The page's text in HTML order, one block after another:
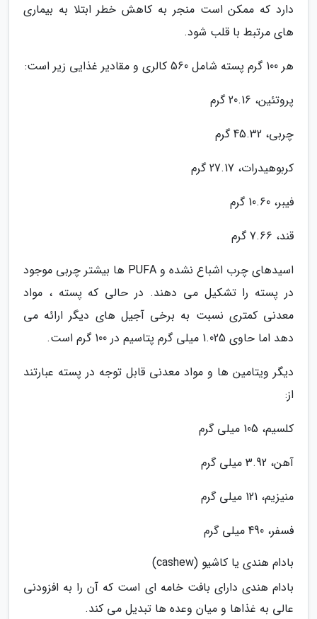
دارد که ممکن است منجر به کاهش خطر ابتلا به بیماری
های مرتبط با قلب شود.
هر 100 گرم پسته شامل 560 کالری و مقادیر غذایی زیر است:
پروتئین، 20.16 گرم
چربی، 45.32 گرم
کربوهیدرات، 27.17 گرم
فیبر، 10.60 گرم
قند، 7.66 گرم
اسیدهای چرب اشباع نشده و PUFA ها بیشتر چربی موجود
در پسته را تشکیل می دهند. در حالی که پسته ، مواد
معدنی کمتری نسبت به برخی آجیل های دیگر ارائه می
دهد اما حاوی 1.025 میلی گرم پتاسیم در 100 گرم است.
دیگر ویتامین ها و مواد معدنی قابل توجه در پسته عبارتند
از:
کلسیم، 105 میلی گرم
آهن، 3.92 میلی گرم
منیزیم، 121 میلی گرم
فسفر، 490 میلی گرم
بادام هندی یا کاشیو (cashew)
بادام هندی دارای بافت خامه ای است که آن را به افزودنی
عالی به غذاها و میان وعده ها تبدیل می کند.